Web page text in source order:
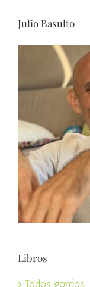
Julio Basulto
Libros
Todos gordos